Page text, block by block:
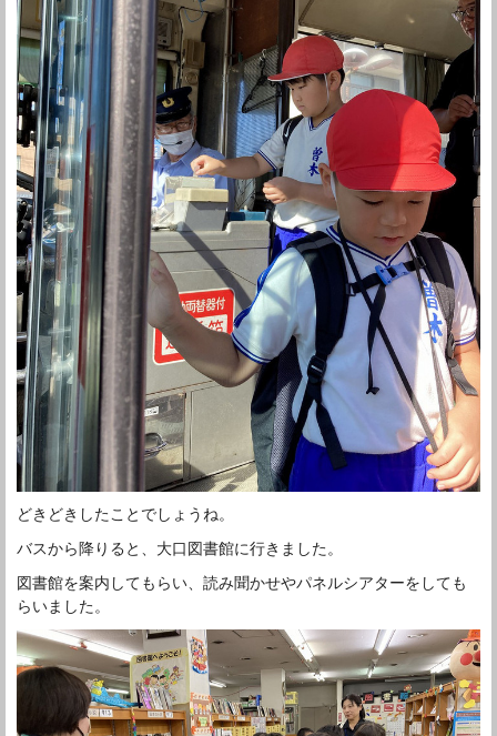
どきどきしたことでしょうね。
バスから降りると、大口図書館に行きました。
図書館を案内してもらい、読み聞かせやパネルシアターをしても
らいました。